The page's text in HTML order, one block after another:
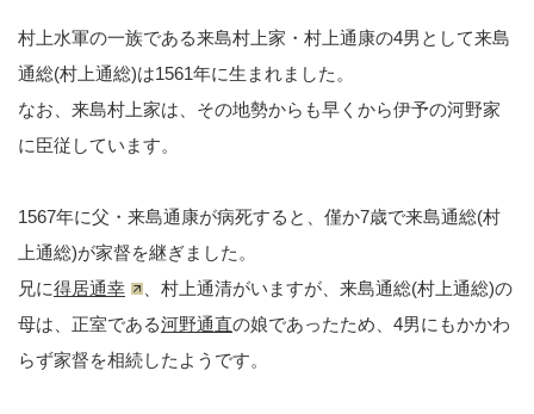
村上水軍の一族である来島村上家・村上通康の4男として来島
通総(村上通総)は1561年に生まれました。
なお、来島村上家は、その地勢からも早くから伊予の河野家
に臣従しています。
1567年に父・来島通康が病死すると、僅か7歳で来島通総(村
上通総)が家督を継ぎました。
兄に得居通幸
、村上通清がいますが、来島通総(村上通総)の
母は、正室である河野通直の娘であったため、4男にもかかわ
らず家督を相続したようです。